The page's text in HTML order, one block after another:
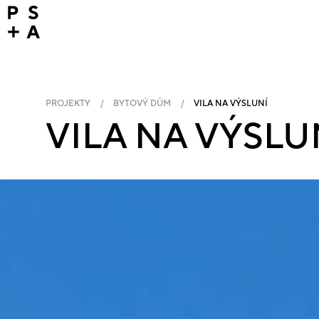
PROJEKTY / BYTOVÝ DŮM / VILA NA VÝSLUNÍ
VILA NA